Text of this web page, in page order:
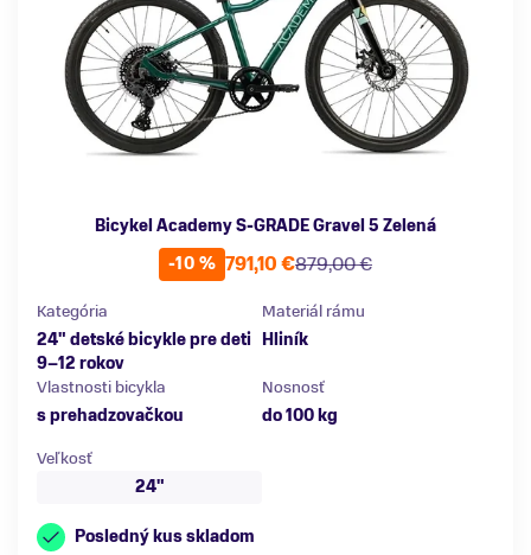
Bicykel Academy S-GRADE Gravel 5 Zelená
-10 %
879,00 €
791,10 €
Kategória
24" detské bicykle pre deti
9–12 rokov
Materiál rámu
Hliník
Vlastnosti bicykla
s prehadzovačkou
Nosnosť
do 100 kg
Veľkosť
24"
Posledný kus skladom